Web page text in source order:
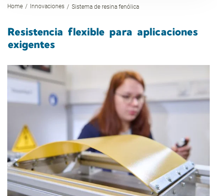
Home Innovaciones Sistema de resina fenólica
Resistencia flexible para aplicaciones
exigentes